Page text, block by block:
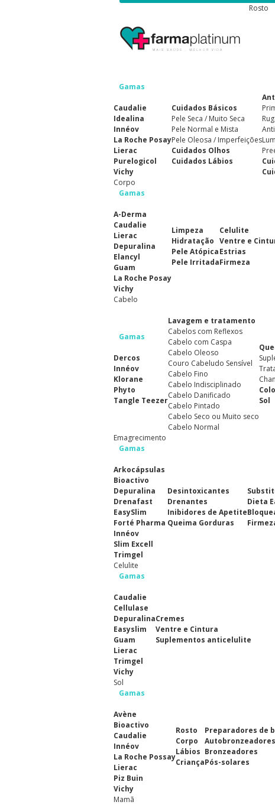
Rosto
Gamas
Caudalie
Idealina
Innéov
La Roche Posay
Lierac
Purelogicol
Vichy
Cuidados Básicos
Pele Seca / Muito Seca
Pele Normal e Mista
Pele Oleosa / Imperfeições
Cuidados Olhos
Cuidados Lábios
Corpo
Gamas
A-Derma
Caudalie
Lierac
Depuralina
Elancyl
Guam
La Roche Posay
Vichy
Limpeza
Hidratação
Pele Atópica
Pele Irritada
Celulite
Ventre e
Estrias
Firmeza
Cabelo
Gamas
Dercos
Innéov
Klorane
Phyto
Tangle Teezer
Lavagem e tratamento
Cabelos com Reflexos
Cabelo com Caspa
Cabelo Oleoso
Couro Cabeludo Sensível
Cabelo Fino
Cabelo Indisciplinado
Cabelo Danificado
Cabelo Pintado
Cabelo Seco ou Muito seco
Cabelo Normal
Sol
Emagrecimento
Gamas
Arkocápsulas
Bioactivo
Depuralina
Drenafast
EasySlim
Forté Pharma
Innéov
Slim Excell
Trimgel
Desintoxicantes
Drenantes
Inibidores de Apetite
Queima Gorduras
Dieta
Celulite
Gamas
Caudalie
Cellulase
Depuralina
Easyslim
Guam
Lierac
Trimgel
Vichy
Cremes
Ventre e Cintura
Suplementos anticelulite
Sol
Gamas
Avène
Bioactivo
Caudalie
Innéov
La Roche Possay
Lierac
Piz Buin
Vichy
Rosto
Corpo
Lábios
Criança
Preparadores de
Autobronzeadores
Bronzeadores
Pós-solares
Mamã